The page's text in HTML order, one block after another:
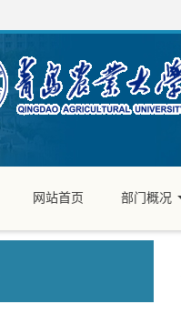
网站首页
部门概况